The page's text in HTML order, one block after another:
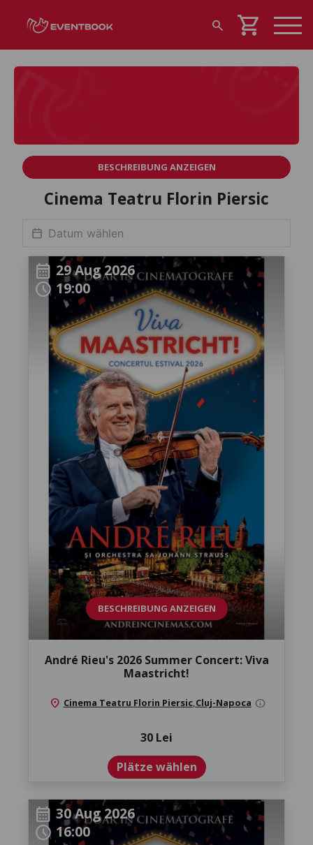
search shopping_cart
BESCHREIBUNG ANZEIGEN
Cinema Teatru Florin Piersic
calendar_month 29 Aug 2026
schedule 19:00
BESCHREIBUNG ANZEIGEN
André Rieu's 2026 Summer Concert: Viva
Maastricht!
location_on Cinema Teatru Florin Piersic, Cluj-Napoca info
30 Lei
Plätze wählen
calendar_month 30 Aug 2026
schedule 16:00